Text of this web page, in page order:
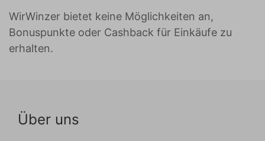
WirWinzer bietet keine Möglichkeiten an,
Bonuspunkte oder Cashback für Einkäufe zu
erhalten.
Über uns